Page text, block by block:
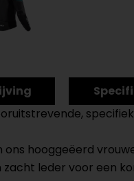
hooggeëerd
leder voor een